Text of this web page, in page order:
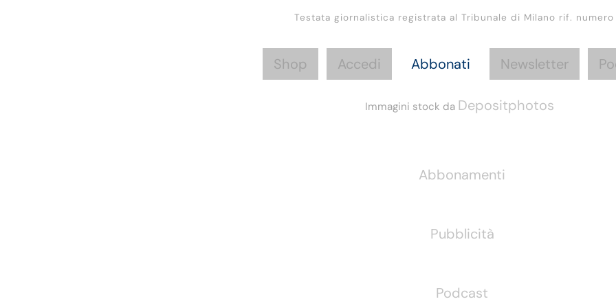
Testata giornalistica registrata al Tribunale di Milano rif. numero
Shop Accedi Abbonati Newsletter
Immagini stock da Depositphotos
Abbonamenti
Pubblicità
Podcast